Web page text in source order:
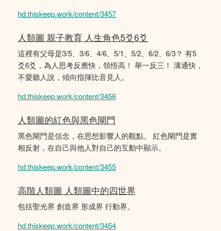
hd.thiskeep.work/content/3457
人類圖 親子教育 人生角色5爻6爻
這裡有父母是3/5、3/6、4/6、5/1、5/2、6/2、6/3？ 有5
爻6爻，為人思考反應快，領悟高！ 舉一反三！ 溝通快，
不愛聽人說，傾向指揮比音見人。
hd.thiskeep.work/content/3456
人類圖的紅色與黑色閘門
黑色閘門是信念，在思想影響人的觀點。 紅色閘門是實
相反射，在自己與他人對自己的互動中顯示。
hd.thiskeep.work/content/3455
高階人類圖 人類圖中的四世界
包括聖光界 創造界 形成界 行動界。
hd.thiskeep.work/content/3454